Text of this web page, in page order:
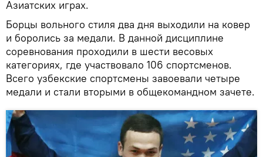
Азиатских играх.
Борцы вольного стиля два дня выходили на ковер
и боролись за медали. В данной дисциплине
соревнования проходили в шести весовых
категориях, где участвовало 106 спортсменов.
Всего узбекские спортсмены завоевали четыре
медали и стали вторыми в общекомандном зачете.